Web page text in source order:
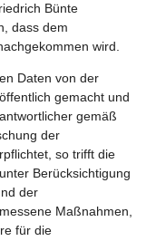
Bünte
dass dem
wird.
Daten von der
gemacht und
gemäß
der
so trifft die
Berücksichtigung
der
Maßnahmen,
für die